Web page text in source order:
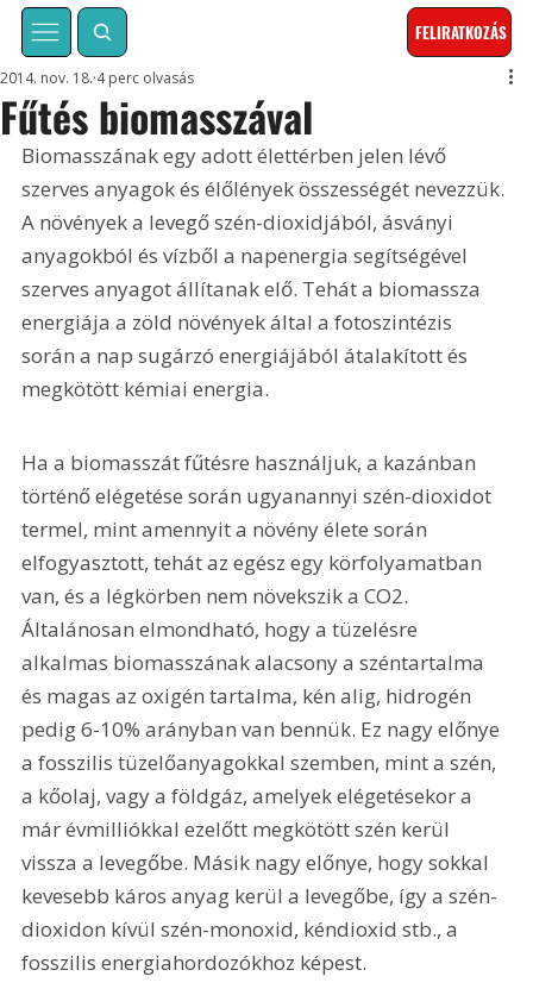
FELIRATKOZÁS
Fűtés biomasszával
2014. nov. 18. 4 perc olvasás
Biomasszának egy adott élettérben jelen lévő
szerves anyagok és élőlények összességét nevezzük.
A növények a levegő szén-dioxidjából, ásványi
anyagokból és vízből a napenergia segítségével
szerves anyagot állítanak elő. Tehát a biomassza
energiája a zöld növények által a fotoszintézis
során a nap sugárzó energiájából átalakított és
megkötött kémiai energia.
Ha a biomasszát fűtésre használjuk, a kazánban
történő elégetése során ugyanannyi szén-dioxidot
termel, mint amennyit a növény élete során
elfogyasztott, tehát az egész egy körfolyamatban
van, és a légkörben nem növekszik a CO2.
Általánosan elmondható, hogy a tüzelésre
alkalmas biomasszának alacsony a széntartalma
és magas az oxigén tartalma, kén alig, hidrogén
pedig 6-10% arányban van bennük. Ez nagy előnye
a fosszilis tüzelőanyagokkal szemben, mint a szén,
a kőolaj, vagy a földgáz, amelyek elégetésekor a
már évmilliókkal ezelőtt megkötött szén kerül
vissza a levegőbe. Másik nagy előnye, hogy sokkal
kevesebb káros anyag kerül a levegőbe, így a szén-
dioxidon kívül szén-monoxid, kéndioxid stb., a
fosszilis energiahordozókhoz képest.